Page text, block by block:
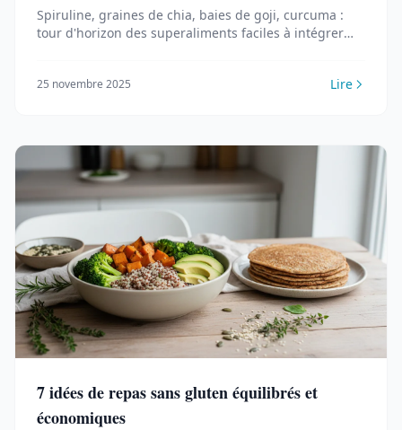
Spiruline, graines de chia, baies de goji, curcuma :
tour d'horizon des superaliments faciles à intégrer
25 novembre 2025 Lire
7 idées de repas sans gluten équilibrés et
économiques